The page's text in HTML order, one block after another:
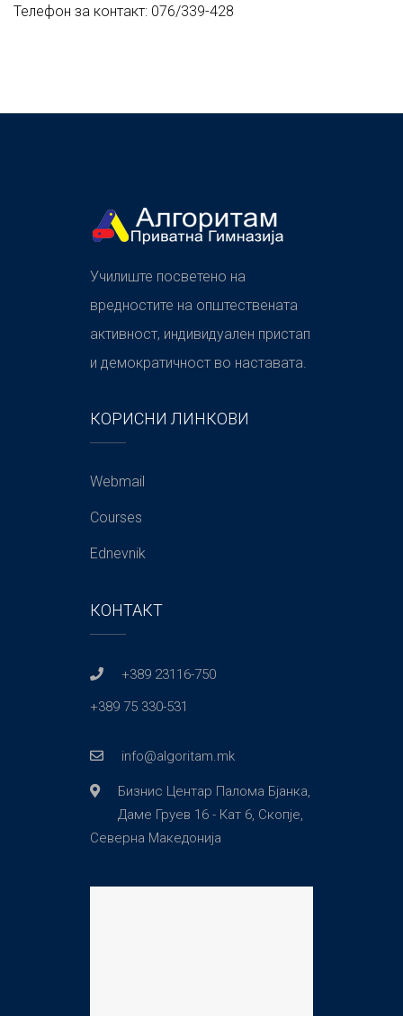
Телефон за контакт: 076/339-428
Училиште посветено на
вредностите на општествената
активност, индивидуален пристап
и демократичност во наставата.
КОРИСНИ ЛИНКОВИ
Webmail
Courses
Ednevnik
КОНТАКТ
+389 23116-750
+389 75 330-531
info@algoritam.mk
Бизнис Центар Палома Бјанка,
Даме Груев 16 - Кат 6, Скопје,
Северна Македонија